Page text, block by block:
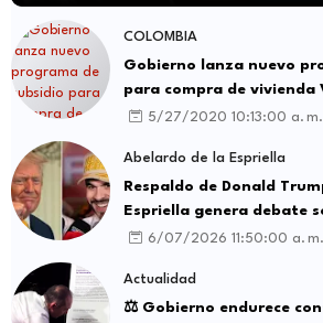
COLOMBIA
Gobierno lanza nuevo
para compra de vivienda
5/27/2020 10:13:00 a. m.
Abelardo de la Espriella
Respaldo de Donald
Espriella genera debate
influencia internacional
6/07/2026 11:50:00 a. m.
Actualidad
⚖️ Gobierno endurece